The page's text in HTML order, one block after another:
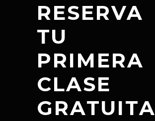
RESERVA
TU
PRIMERA
CLASE
GRATUITA